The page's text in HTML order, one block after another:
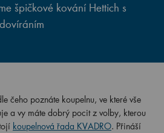
špičkové kování Hettich s
čeho poznáte koupelnu, ve které vše
a vy máte dobrý pocit z volby, kterou
koupelnová řada KVADRO. Přináší